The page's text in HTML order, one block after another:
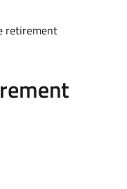
retirement